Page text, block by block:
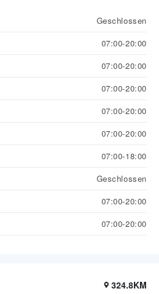
Geschlossen
07:00-20:00
07:00-20:00
07:00-20:00
07:00-20:00
07:00-20:00
07:00-18:00
Geschlossen
07:00-20:00
07:00-20:00
324.8KM